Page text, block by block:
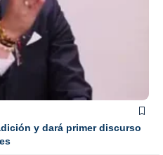
y dará primer discurso